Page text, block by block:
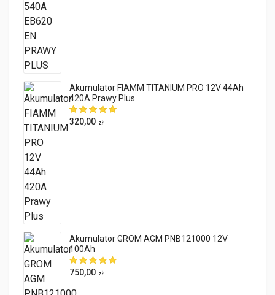
Akumulator FIAMM TITANIUM PRO 12V 44Ah
420A Prawy Plus
320,00 zł
Akumulator GROM AGM PNB121000 12V
100Ah
750,00 zł